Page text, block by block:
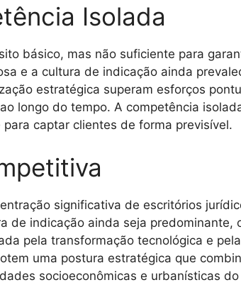
Isolada
básico, mas não suficiente para
e a cultura de indicação ainda
estratégica superam esforços
longo do tempo. A competência
captar clientes de forma previsível.
significativa de escritórios
de indicação ainda seja
pela transformação tecnológica e
uma postura estratégica que
socioeconômicas e urbanísticas